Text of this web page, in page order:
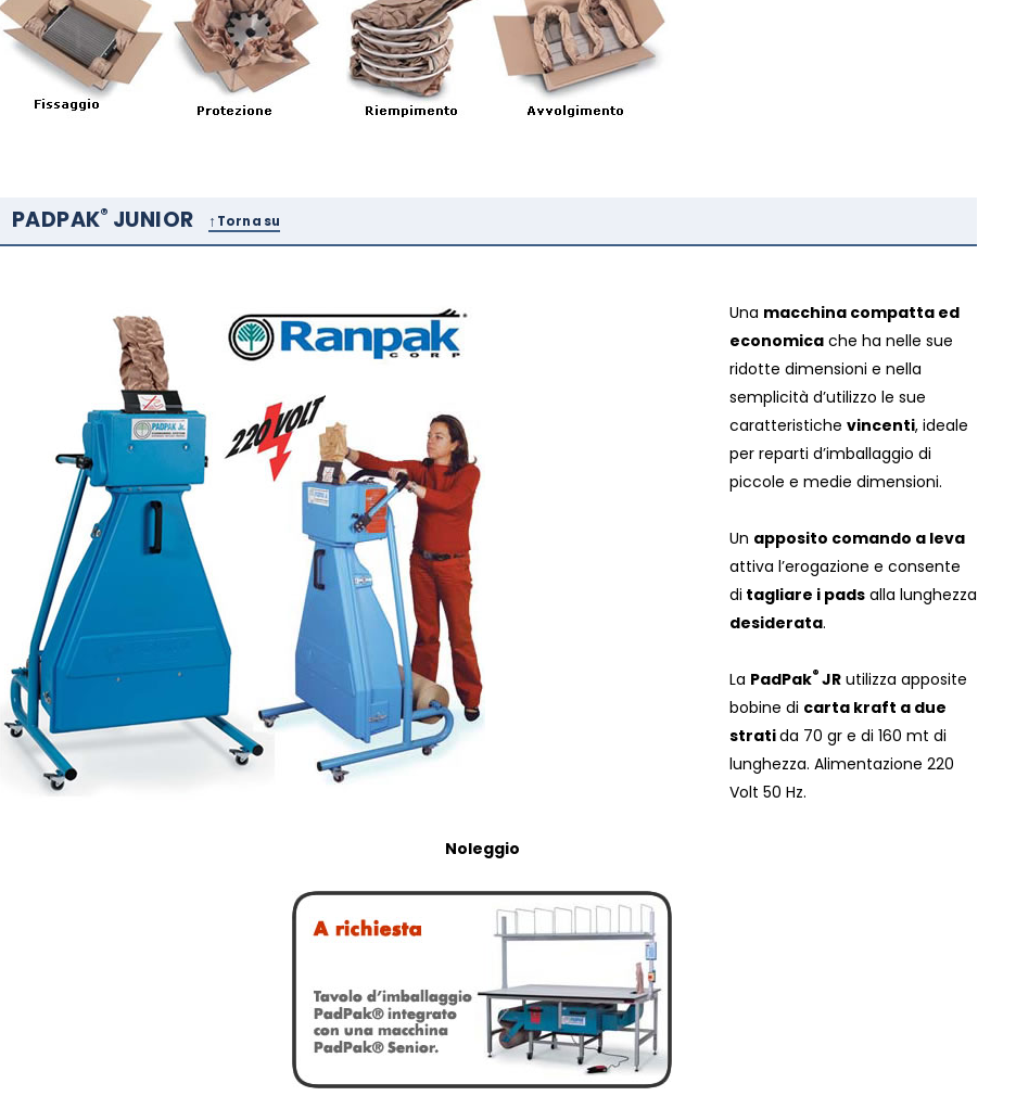
PADPAK® JUNIOR Torna su
Una macchina compatta ed
economica che ha nelle sue
ridotte dimensioni e nella
semplicità d’utilizzo le sue
caratteristiche vincenti, ideale
per reparti d’imballaggio di
piccole e medie dimensioni.
Un apposito comando a leva
attiva l’erogazione e consente
di tagliare i pads alla lunghezza
desiderata.
La PadPak® JR utilizza apposite
bobine di carta kraft a due
stratida 70 gr e di 160 mt di
lunghezza. Alimentazione 220
Volt 50 Hz.
Noleggio